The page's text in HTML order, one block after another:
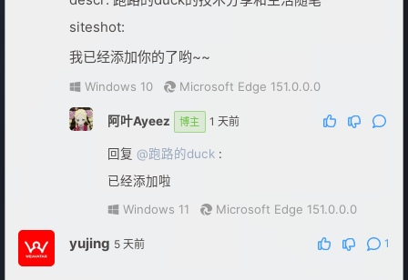
siteshot:
我已经添加你的了哟~~
Windows 10 Microsoft Edge 151.0.0.0
阿叶Ayeez 博主 1 天前
回复 @跑路的duck:
已经添加啦
Windows 11
Microsoft Edge 151.0.0.0
yujing 5 天前 1